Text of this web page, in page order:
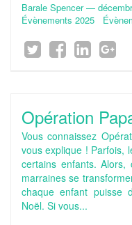
Barale Spencer—
Évènements 2025
Opération
Vous connaissez
vous explique ! Parfois,
certains enfants.
marraines se
chaque enfant puisse
Noël. Si vous...